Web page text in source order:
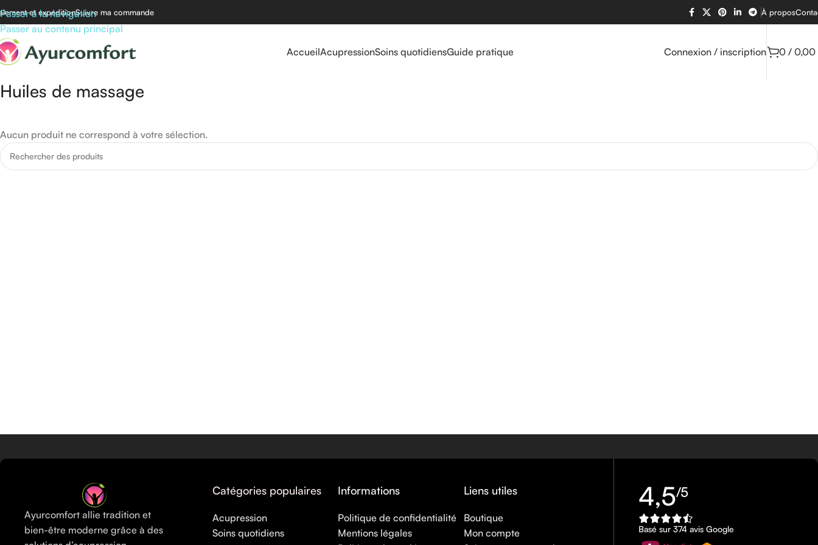
Passer à la navigation
Passer au contenu principal
et expéditionSuivre ma commande À propos
AccueilAcupressionSoins quotidiensGuide pratique Connexion / inscription 0 / 0,00
Huiles de massage
Aucun produit ne correspond à votre sélection.
Ayurcomfort allie tradition et
bien-être moderne grâce à des
Catégories populaires
Acupression
Soins quotidiens
Informations
Politique de confidentialité
Mentions légales
Liens utiles
Boutique
Mon compte
4,5/5
Basé sur 374 avis Google